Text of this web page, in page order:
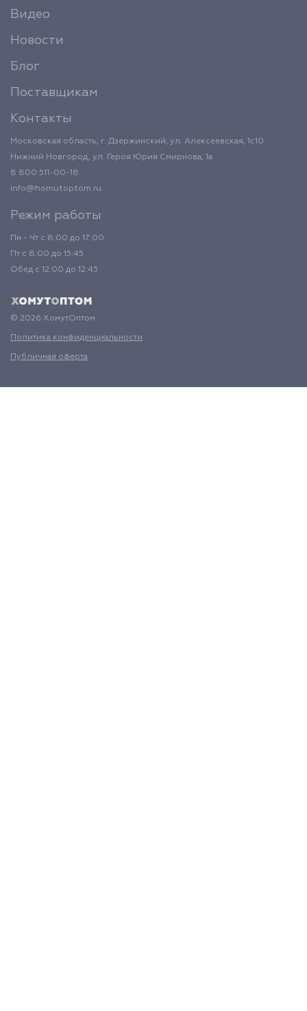
Видео
Новости
Блог
Поставщикам
Контакты
Московская область, г. Дзержинский, ул. Алексеевская, 1с10
Нижний Новгород, ул. Героя Юрия Смирнова, 1а
8 800 511-00-18
info@homutoptom.ru
Режим работы
Пн - Чт с 8:00 до 17:00
Пт с 8:00 до 15:45
Обед с 12:00 до 12:45
© 2026 ХомутОптом
Политика конфиденциальности
Публичная оферта